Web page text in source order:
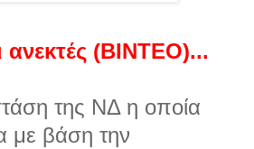
ανεκτές (ΒΙΝΤΕΟ)...
της ΝΔ η οποία
με βάση την